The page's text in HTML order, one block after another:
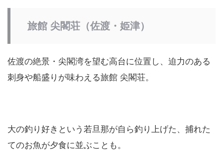
旅館 尖閣荘（佐渡・姫津）
佐渡の絶景・尖閣湾を望む高台に位置し、迫力のある
刺身や船盛りが味わえる旅館 尖閣荘。
大の釣り好きという若旦那が自ら釣り上げた、捕れた
てのお魚が夕食に並ぶことも。